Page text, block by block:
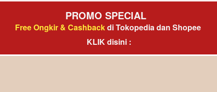
PROMO SPECIAL
Free Ongkir & Cashbackdi Tokopedia dan Shopee
KLIK disini :